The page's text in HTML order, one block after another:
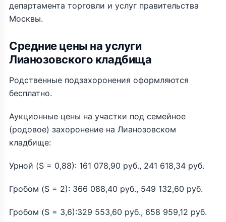
департамента торговли и услуг правительства
Москвы.
Средние цены на услуги
Лианозовского кладбища
Родственные подзахоронения оформляются
бесплатно.
Аукционные цены на участки под семейное
(родовое) захоронение на Лианозовском
кладбище:
Урной (S = 0,88): 161 078,90 руб., 241 618,34 руб.
Гробом (S = 2): 366 088,40 руб., 549 132,60 руб.
Гробом (S = 3,6):329 553,60 руб., 658 959,12 руб.